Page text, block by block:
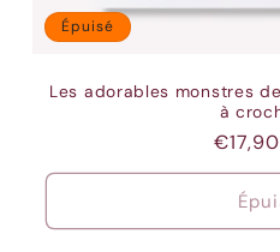
Épuisé
Les adorables monstres
à
Prix